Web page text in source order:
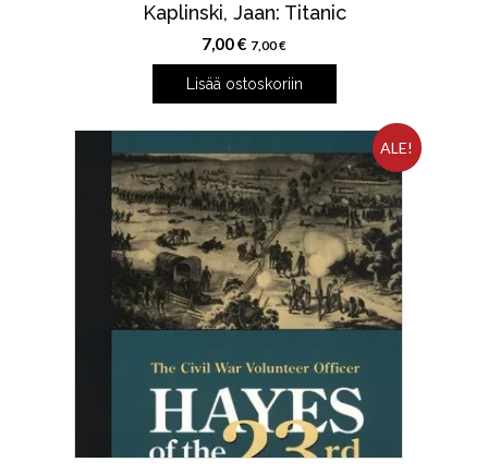
Kaplinski, Jaan: Titanic
7,00€ 7,00€
Lisää ostoskoriin
ALE!